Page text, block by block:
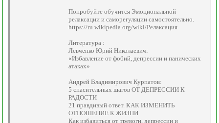
Попробуйте обучится Эмоциональной
релаксации и саморегуляции самостоятельно.
https://ru.wikipedia.org/wiki/Релаксация
Литература :
Левченко Юрий Николаевич:
«Избавление от фобий, депрессии и панических
атаках»
Андрей Владимирович Курпатов:
5 спасительных шагов ОТ ДЕПРЕССИИ К
РАДОСТИ
21 правдивый ответ. КАК ИЗМЕНИТЬ
ОТНОШЕНИЕ К ЖИЗНИ
Как избавиться от тревоги, депрессии и